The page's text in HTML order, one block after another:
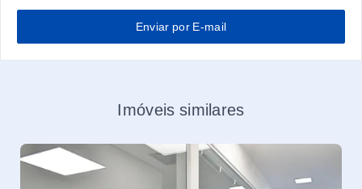
Enviar por E-mail
Imóveis similares